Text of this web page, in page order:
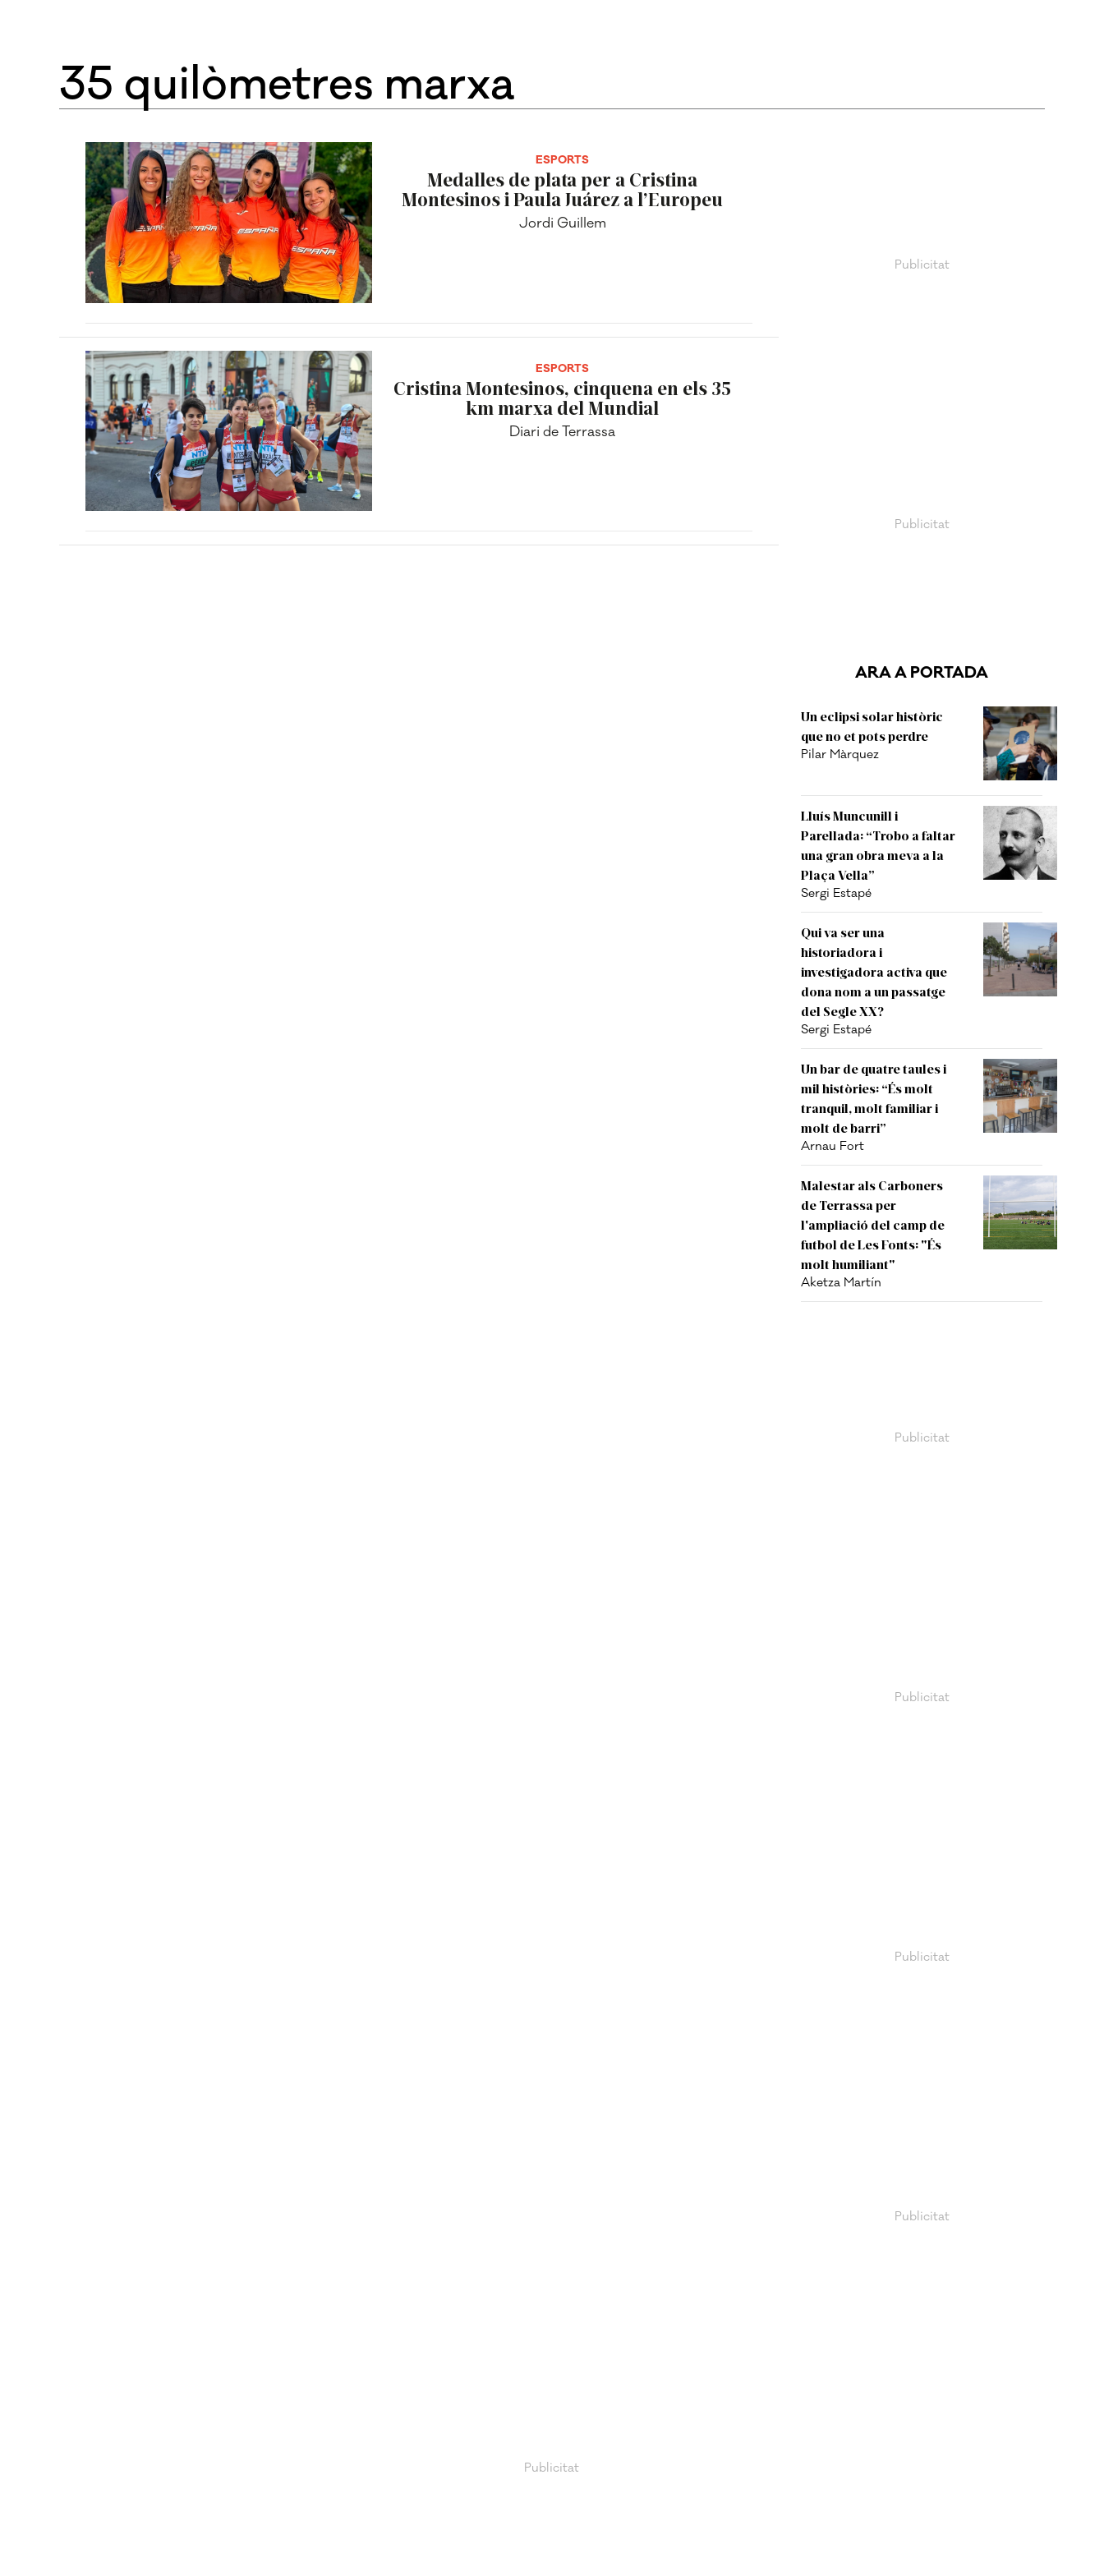
35 quilòmetres marxa
ESPORTS
Medalles de plata per a Cristina
Montesinos i Paula Juárez a l’Europeu
Jordi Guillem
ESPORTS
Cristina Montesinos, cinquena en els 35
km marxa del Mundial
Diari de Terrassa
ARA A PORTADA
Un eclipsi solar històric
que no et pots perdre
Pilar Màrquez
Lluís Muncunill i
Parellada: “Trobo a faltar
una gran obra meva a la
Plaça Vella”
Sergi Estapé
Qui va ser una
historiadora i
investigadora activa que
dona nom a un passatge
del Segle XX?
Sergi Estapé
Un bar de quatre taules i
mil històries: “És molt
tranquil, molt familiar i
molt de barri”
Arnau Fort
Malestar als Carboners
de Terrassa per
l'ampliació del camp de
futbol de Les Fonts: "És
molt humiliant"
Aketza Martín